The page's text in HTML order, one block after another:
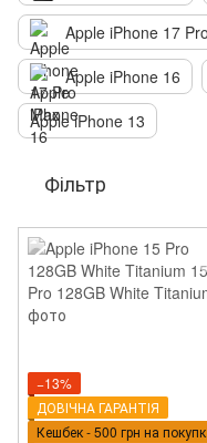
Apple iPhone 17
Apple iPhone 16
Apple iPhone 13
Фільтр
−13%
ДОВІЧНА ГАРАНТІЯ